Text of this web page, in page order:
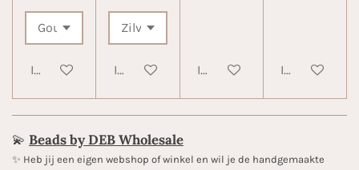
In winkelwagenIn winkelwagenIn winkelwagen
In
💫 Beads by DEB Wholesale
✨️ Heb jij een eigen webshop of winkel en wil je de handgemaakte